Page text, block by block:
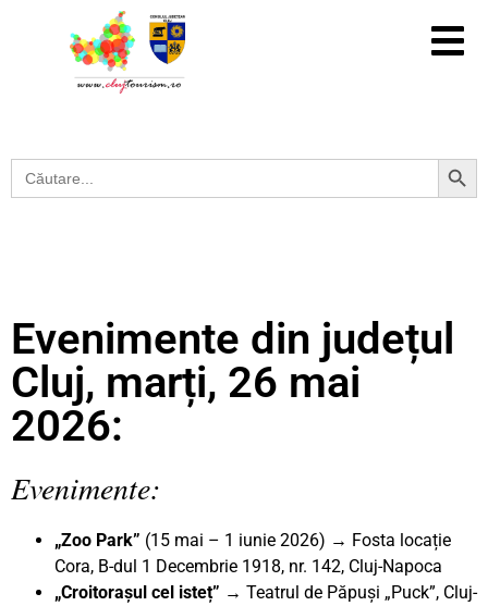
Search
for:
Search Button
Evenimente din județul
Cluj, marți, 26 mai
2026:
Evenimente:
„Zoo Park” (15 mai – 1 iunie 2026) → Fosta locație
Cora, B-dul 1 Decembrie 1918, nr. 142, Cluj-Napoca
„Croitorașul cel isteț” → Teatrul de Păpuși „Puck”, Cluj-